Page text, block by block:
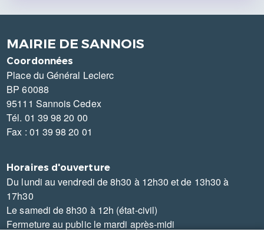
MAIRIE DE SANNOIS
Coordonnées
Place du Général Leclerc
BP 60088
95111 Sannois Cedex
Tél. 01 39 98 20 00
Fax : 01 39 98 20 01
Horaires d'ouverture
Du lundi au vendredi de 8h30 à 12h30 et de 13h30 à
17h30
Le samedi de 8h30 à 12h (état-civil)
Fermeture au public le mardi après-midi